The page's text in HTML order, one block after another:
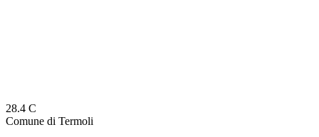
28.4 C
Comune di Termoli